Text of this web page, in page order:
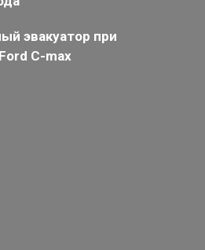
эвакуатор при
C-max